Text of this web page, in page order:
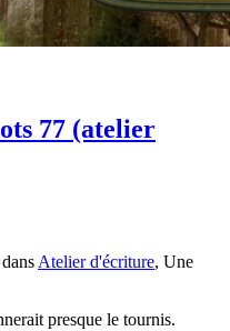
77 (atelier
dans Atelier d'écriture, Une
presque le tournis.